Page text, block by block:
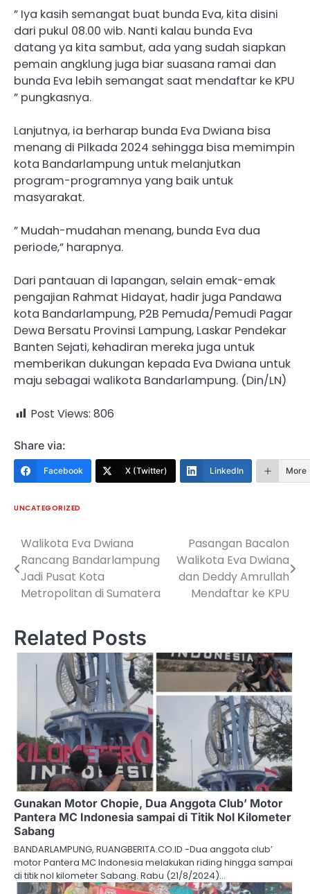
” Iya kasih semangat buat bunda Eva, kita disini
dari pukul 08.00 wib. Nanti kalau bunda Eva
datang ya kita sambut, ada yang sudah siapkan
pemain angklung juga biar suasana ramai dan
bunda Eva lebih semangat saat mendaftar ke KPU
” pungkasnya.
Lanjutnya, ia berharap bunda Eva Dwiana bisa
menang di Pilkada 2024 sehingga bisa memimpin
kota Bandarlampung untuk melanjutkan
program-programnya yang baik untuk
masyarakat.
” Mudah-mudahan menang, bunda Eva dua
periode,” harapnya.
Dari pantauan di lapangan, selain emak-emak
pengajian Rahmat Hidayat, hadir juga Pandawa
kota Bandarlampung, P2B Pemuda/Pemudi Pagar
Dewa Bersatu Provinsi Lampung, Laskar Pendekar
Banten Sejati, kehadiran mereka juga untuk
memberikan dukungan kepada Eva Dwiana untuk
maju sebagai walikota Bandarlampung. (Din/LN)
Post Views: 806
Share via:
Facebook X (Twitter) LinkedIn More
UNCATEGORIZED
Navigasi
pos
Walikota Eva Dwiana
Rancang Bandarlampung
Jadi Pusat Kota
Metropolitan di Sumatera
Pasangan Bacalon
Walikota Eva Dwiana
dan Deddy Amrullah
Mendaftar ke KPU
Related Posts
Gunakan Motor Chopie, Dua Anggota Club’ Motor
Pantera MC Indonesia sampai di Titik Nol Kilometer
Sabang
BANDARLAMPUNG, RUANGBERITA.CO.ID -Dua anggota club’
motor Pantera MC Indonesia melakukan riding hingga sampai
di titik nol kilometer Sabang. Rabu (21/8/2024)…